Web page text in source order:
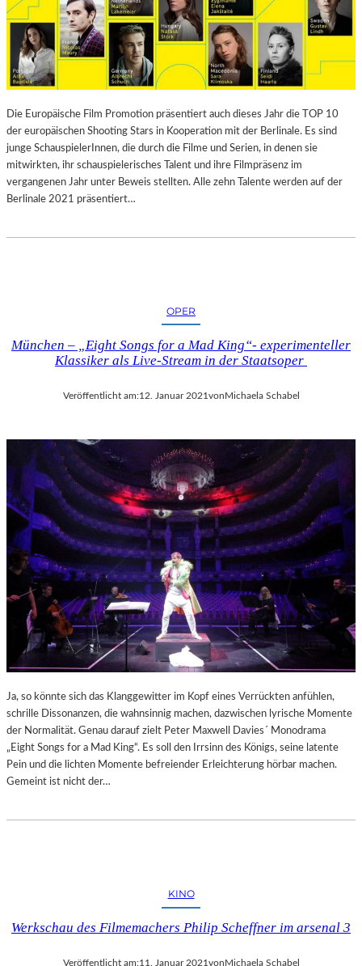
Die Europäische Film Promotion präsentiert auch dieses Jahr die TOP 10
der europäischen Shooting Stars in Kooperation mit der Berlinale. Es sind
junge SchauspielerInnen, die durch die Filme und Serien, in denen sie
mitwirkten, ihr schauspielerisches Talent und ihre Filmpräsenz im
vergangenen Jahr unter Beweis stellten. Alle zehn Talente werden auf der
Berlinale 2021 präsentiert…
OPER
München – „Eight Songs for a Mad King“- experimenteller
Klassiker als Live-Stream in der Staatsoper
Veröffentlicht am:12. Januar 2021vonMichaela Schabel
Ja, so könnte sich das Klanggewitter im Kopf eines Verrückten anfühlen,
schrille Dissonanzen, die wahnsinnig machen, dazwischen lyrische Momente
der Normalität. Genau darauf zielt Peter Maxwell Davies´ Monodrama
„Eight Songs for a Mad King“. Es soll den Irrsinn des Königs, seine latente
Pein und die lichten Momente befreiender Erleichterung hörbar machen.
Gemeint ist nicht der…
KINO
Werkschau des Filmemachers Philip Scheffner im arsenal 3
Veröffentlicht am:11. Januar 2021 von Michaela Schabel